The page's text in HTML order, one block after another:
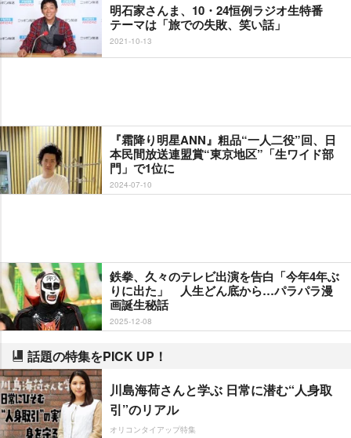
明石家さんま、10・24恒例ラジオ生特番
テーマは「旅での失敗、笑い話」
2021-10-13
『霜降り明星ANN』粗品“一人二役”回、日
本民間放送連盟賞“東京地区”「生ワイド部
門」で1位に
2024-07-10
鉄拳、久々のテレビ出演を告白「今年4年ぶ
りに出た」 人生どん底から…パラパラ漫
画誕生秘話
2025-12-08
話題の特集をPICK UP！
川島海荷さんと学ぶ 日常に潜む“人身取
引”のリアル
オリコンタイアップ特集